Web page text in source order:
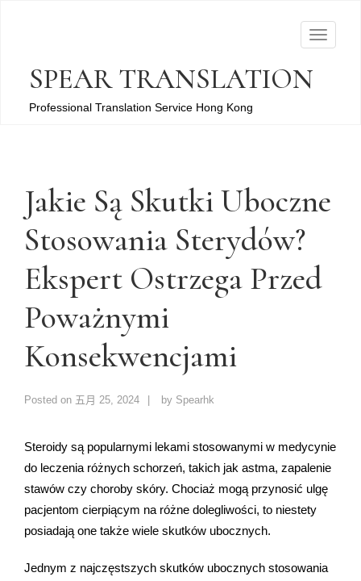
T
v
a
t
SPEAR TRANSLATION
Professional Translation Service Hong Kong
Jakie Są Skutki Uboczne
Stosowania Sterydów?
Ekspert Ostrzega Przed
Poważnymi
Konsekwencjami
Posted on 五月 25, 2024 by Spearhk
Steroidy są popularnymi lekami stosowanymi w medycynie
do leczenia różnych schorzeń, takich jak astma, zapalenie
stawów czy choroby skóry. Chociaż mogą przynosić ulgę
pacjentom cierpiącym na różne dolegliwości, to niestety
posiadają one także wiele skutków ubocznych.
Jednym z najczęstszych skutków ubocznych stosowania